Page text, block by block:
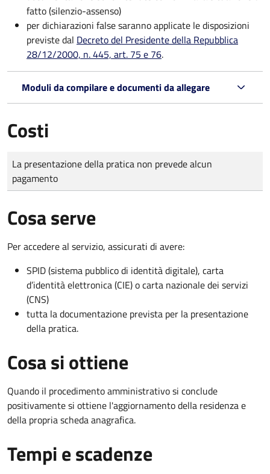
fatto (silenzio-assenso)
per dichiarazioni false saranno applicate le disposizioni
previste dal Decreto del Presidente della Repubblica
28/12/2000, n. 445, art. 75 e 76.
Moduli da compilare e documenti da allegare
Costi
Tipo di pagamento
Importo
La presentazione della pratica non prevede alcun
pagamento
Cosa serve
Per accedere al servizio, assicurati di avere:
SPID (sistema pubblico di identità digitale), carta
d’identità elettronica (CIE) o carta nazionale dei servizi
(CNS)
tutta la documentazione prevista per la presentazione
della pratica.
Cosa si ottiene
Quando il procedimento amministrativo si conclude
positivamente si ottiene l'aggiornamento della residenza e
della propria scheda anagrafica.
Tempi e scadenze